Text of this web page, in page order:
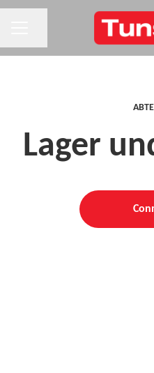
Lager